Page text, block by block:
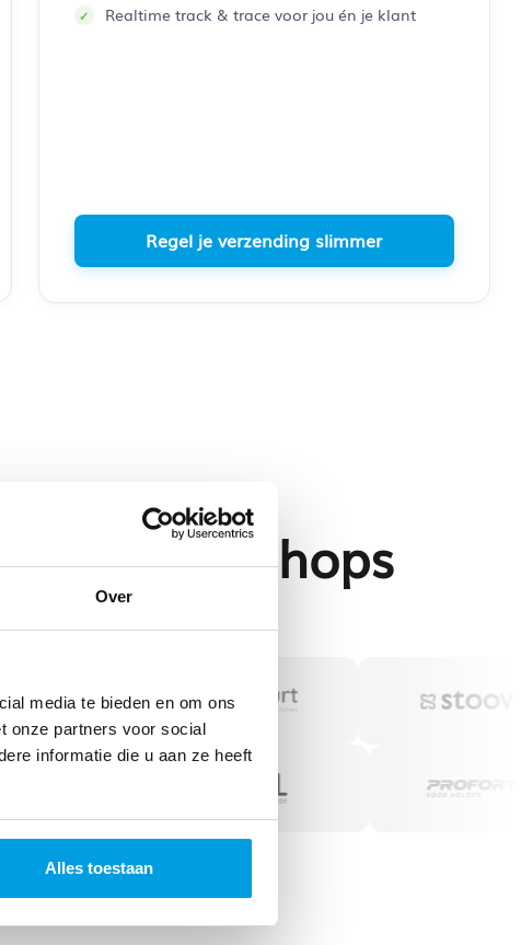
Over
media te bieden en om ons
onze partners voor social
informatie die u aan ze heeft
Alles toestaan
Realtime track & trace voor jou én je klant
Regel je verzending slimmer
webshops